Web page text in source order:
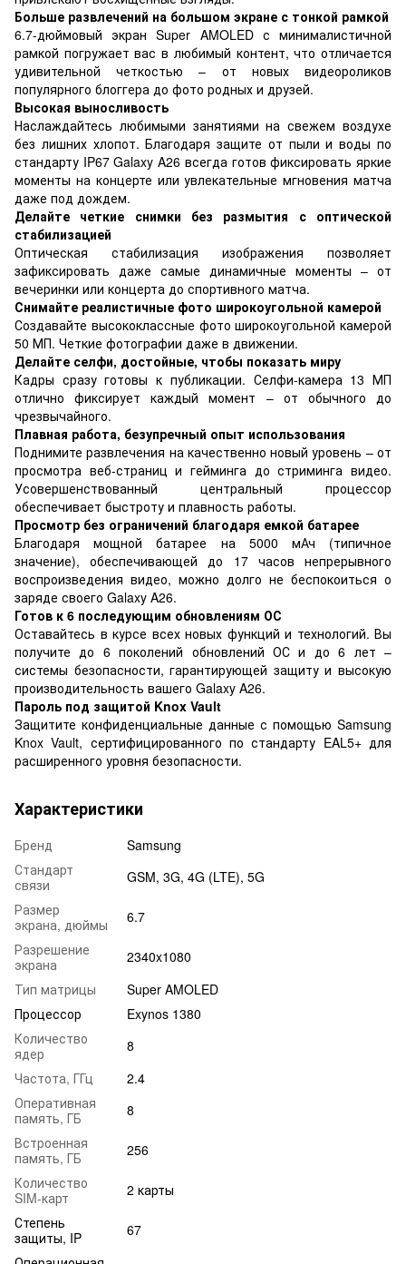
Больше развлечений на большом экране с тонкой рамкой
6.7-дюймовый экран Super AMOLED с минималистичной
рамкой погружает вас в любимый контент, что отличается
удивительной четкостью – от новых видеороликов
популярного блоггера до фото родных и друзей.
Высокая выносливость
Наслаждайтесь любимыми занятиями на свежем воздухе
без лишних хлопот. Благодаря защите от пыли и воды по
стандарту IP67 Galaxy A26 всегда готов фиксировать яркие
моменты на концерте или увлекательные мгновения матча
даже под дождем.
Делайте четкие снимки без размытия с оптической
стабилизацией
Оптическая стабилизация изображения позволяет
зафиксировать даже самые динамичные моменты – от
вечеринки или концерта до спортивного матча.
Снимайте реалистичные фото широкоугольной камерой
Создавайте высококлассные фото широкоугольной камерой
50 МП. Четкие фотографии даже в движении.
Делайте селфи, достойные, чтобы показать миру
Кадры сразу готовы к публикации. Селфи-камера 13 МП
отлично фиксирует каждый момент – от обычного до
чрезвычайного.
Плавная работа, безупречный опыт использования
Поднимите развлечения на качественно новый уровень – от
просмотра веб-страниц и гейминга до стриминга видео.
Усовершенствованный центральный процессор
обеспечивает быстроту и плавность работы.
Просмотр без ограничений благодаря емкой батарее
Благодаря мощной батарее на 5000 мАч (типичное
значение), обеспечивающей до 17 часов непрерывного
воспроизведения видео, можно долго не беспокоиться о
заряде своего Galaxy A26.
Готов к 6 последующим обновлениям ОС
Оставайтесь в курсе всех новых функций и технологий. Вы
получите до 6 поколений обновлений ОС и до 6 лет –
системы безопасности, гарантирующей защиту и высокую
производительность вашего Galaxy A26.
Пароль под защитой Knox Vault
Защитите конфиденциальные данные с помощью Samsung
Knox Vault, сертифицированного по стандарту EAL5+ для
расширенного уровня безопасности.
Характеристики
Бренд
Samsung
Стандарт
связи
GSM, 3G, 4G (LTE), 5G
Размер
экрана, дюймы
6.7
Разрешение
экрана
2340x1080
Тип матрицы
Super AMOLED
Процессор
Exynos 1380
Количество
ядер
8
Частота, ГГц
2.4
Оперативная
память, ГБ
8
Встроенная
память, ГБ
256
Количество
SIM-карт
2 карты
Степень
защиты, IP
67